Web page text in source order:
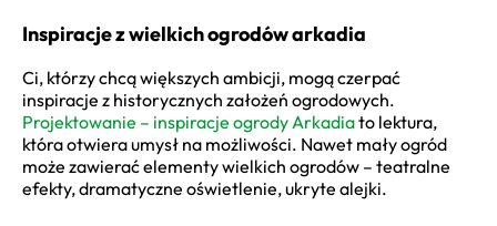
Inspiracje z wielkich ogrodów arkadia
Ci, którzy chcą większych ambicji, mogą czerpać
inspiracje z historycznych założeń ogrodowych.
Projektowanie – inspiracje ogrody Arkadiato lektura,
która otwiera umysł na możliwości. Nawet mały ogród
może zawierać elementy wielkich ogrodów – teatralne
efekty, dramatyczne oświetlenie, ukryte alejki.